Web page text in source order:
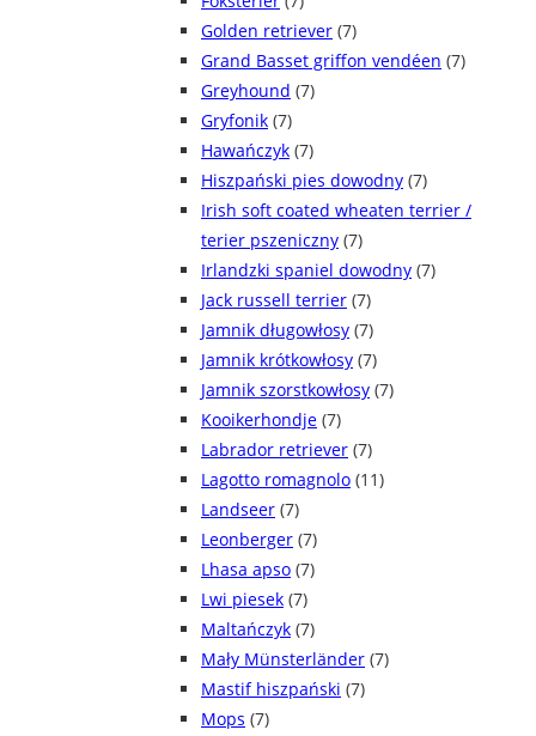
Golden retriever (7)
Grand Basset griffon vendéen (7)
Greyhound (7)
Gryfonik (7)
Hawańczyk (7)
Hiszpański pies dowodny (7)
Irish soft coated wheaten terrier /
terier pszeniczny (7)
Irlandzki spaniel dowodny (7)
Jack russell terrier (7)
Jamnik długowłosy (7)
Jamnik krótkowłosy (7)
Jamnik szorstkowłosy (7)
Kooikerhondje (7)
Labrador retriever (7)
Lagotto romagnolo (11)
Landseer (7)
Leonberger (7)
Lhasa apso (7)
Lwi piesek (7)
Maltańczyk (7)
Mały Münsterländer (7)
Mastif hiszpański (7)
Mops (7)